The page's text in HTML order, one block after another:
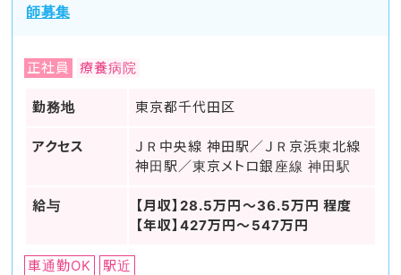
師募集
正社員 療養病院
勤務地 東京都千代田区
アクセス
ＪＲ中央線 神田駅／ＪＲ京浜東北線
神田駅／東京メトロ銀座線 神田駅
給与
【月収】28.5万円～36.5万円 程度
【年収】427万円～547万円
車通勤OK 駅近